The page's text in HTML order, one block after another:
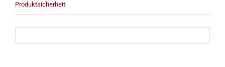
Produktsicherheit